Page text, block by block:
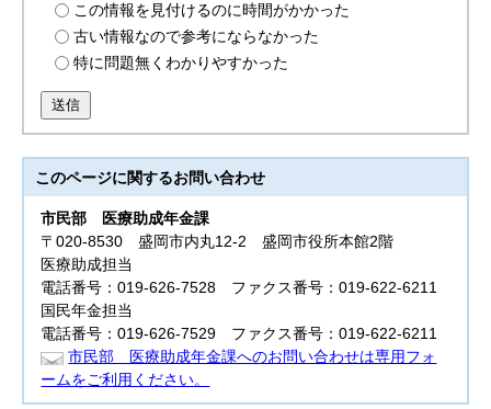
この情報を見付けるのに時間がかかった
古い情報なので参考にならなかった
特に問題無くわかりやすかった
送信
このページに関するお問い合わせ
市民部
医療助成年金課
〒020-8530 盛岡市内丸12-2 盛岡市役所本館2階
医療助成担当
電話番号：019-626-7528 ファクス番号：019-622-6211
国民年金担当
電話番号：019-626-7529 ファクス番号：019-622-6211
市民部 医療助成年金課へのお問い合わせは専用フォ
ームをご利用ください。